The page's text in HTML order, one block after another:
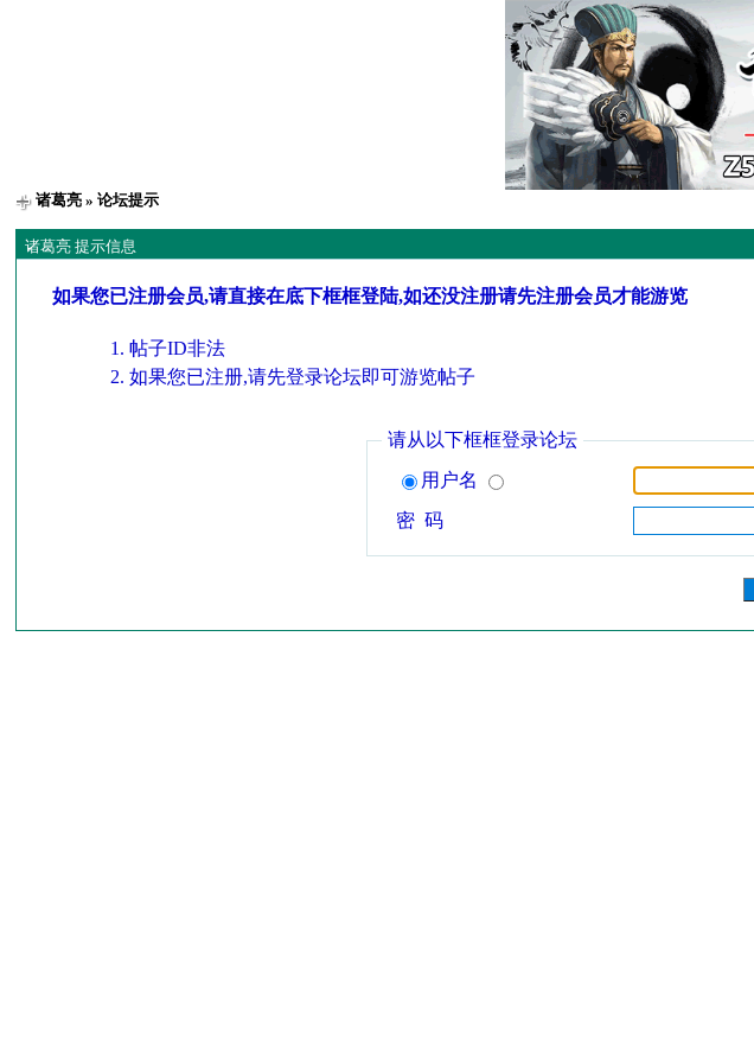
诸葛亮 » 论坛提示
诸葛亮 提示信息
如果您已注册会员,请直接在底下框框登陆,如还没注册请先注册会员才能游览
帖子ID非法
如果您已注册,请先登录论坛即可游览帖子
请从以下框框登录论坛
用户名
密 码